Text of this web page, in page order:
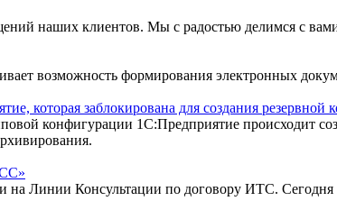
наших клиентов. Мы с радостью делимся с
возможность формирования электронных
которая заблокирована для создания резервной
конфигурации 1С:Предприятие происходит
Линии Консультации по договору ИТС. Сегодня